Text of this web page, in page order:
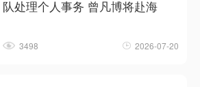
队处理个人事务 曾凡博将赴海
3498 2026-07-20